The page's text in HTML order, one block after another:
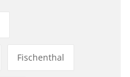
Fischenthal